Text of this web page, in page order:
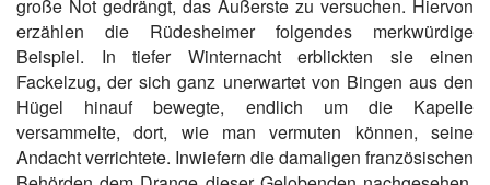
große Not gedrängt, das Äußerste zu versuchen. Hiervon
erzählen die Rüdesheimer folgendes merkwürdige
Beispiel. In tiefer Winternacht erblickten sie einen
Fackelzug, der sich ganz unerwartet von Bingen aus den
Hügel hinauf bewegte, endlich um die Kapelle
versammelte, dort, wie man vermuten können, seine
Andacht verrichtete. Inwiefern die damaligen französischen